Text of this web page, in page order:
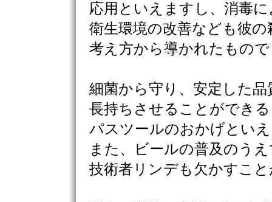
応用といえますし、消毒
衛生環境の改善なども彼の
考え方から導かれたもの
細菌から守り、安定した
長持ちさせることができ
パスツールのおかげとい
また、ビールの普及のう
技術者リンデも欠かすこ